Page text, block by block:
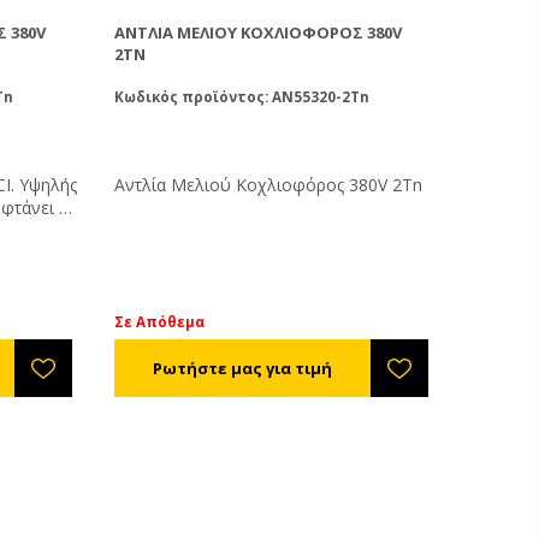
Υψηλής
τα
με
ΑΝΤΛΊΑ ΜΕΛΙΟΎ ΚΟΧΛΙΟΦΌΡΟΣ 380V
2TN
Κωδικός προϊόντος: AN55320-2Tn
Αντλία Μελιού Κοχλιοφόρος 380V 2Tn
Σε Απόθεμα